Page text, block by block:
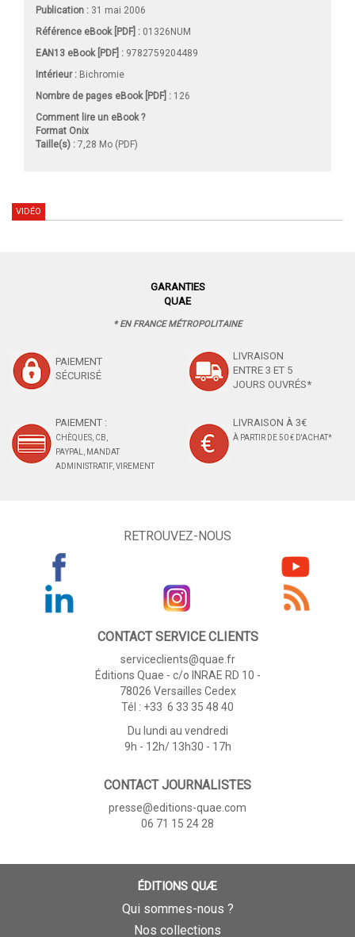
Publication : 31 mai 2006
Référence eBook [PDF] : 01326NUM
EAN13 eBook [PDF] : 9782759204489
Intérieur : Bichromie
Nombre de pages eBook [PDF] : 126
Comment lire un eBook ?
Format Onix
Taille(s) : 7,28 Mo (PDF)
VIDÉO
GARANTIES
QUAE
* EN FRANCE MÉTROPOLITAINE
PAIEMENT
SÉCURISÉ
LIVRAISON
ENTRE 3 ET 5
JOURS OUVRÉS*
PAIEMENT :
CHÈQUES, CB,
PAYPAL, MANDAT
ADMINISTRATIF, VIREMENT
LIVRAISON À 3€
À PARTIR DE 50 € D'ACHAT*
RETROUVEZ-NOUS
CONTACT SERVICE CLIENTS
serviceclients@quae.fr
Éditions Quae - c/o INRAE RD 10 -
78026 Versailles Cedex
Tél : +33 6 33 35 48 40
Du lundi au vendredi
9h - 12h/ 13h30 - 17h
CONTACT JOURNALISTES
presse@editions-quae.com
06 71 15 24 28
ÉDITIONS QUÆ
Qui sommes-nous ?
Nos collections